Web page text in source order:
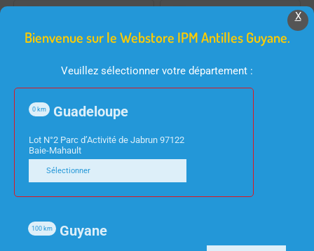
TELECOMMANDE
UNIVERSELLE NEDIS
PRE PROGRAMMEE
X
Bienvenue sur le Webstore IPM Antilles Guyane.
Veuillez sélectionner votre département :
Guadeloupe
0 km
Lot N°2 Parc d’Activité de Jabrun 97122
Baie-Mahault
Sélectionner
Guyane
100 km